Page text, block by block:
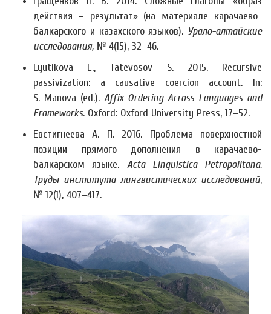
действия – результат» (на материале карачаево-
балкарского и казахского языков). Урало-алтайские
исследования, № 4(15), 32–46.
Lyutikova E., Tatevosov S. 2015. Recursive
passivization: a causative coercion account. In:
S. Manova (ed.). Affix Ordering Across Languages and
Frameworks. Oxford: Oxford University Press, 17–52.
Евстигнеева А. П. 2016. Проблема поверхностной
позиции прямого дополнения в карачаево-
балкарском языке. Acta Linguistica Petropolitana.
Труды института лингвистических исследований,
№ 12(1), 407–417.